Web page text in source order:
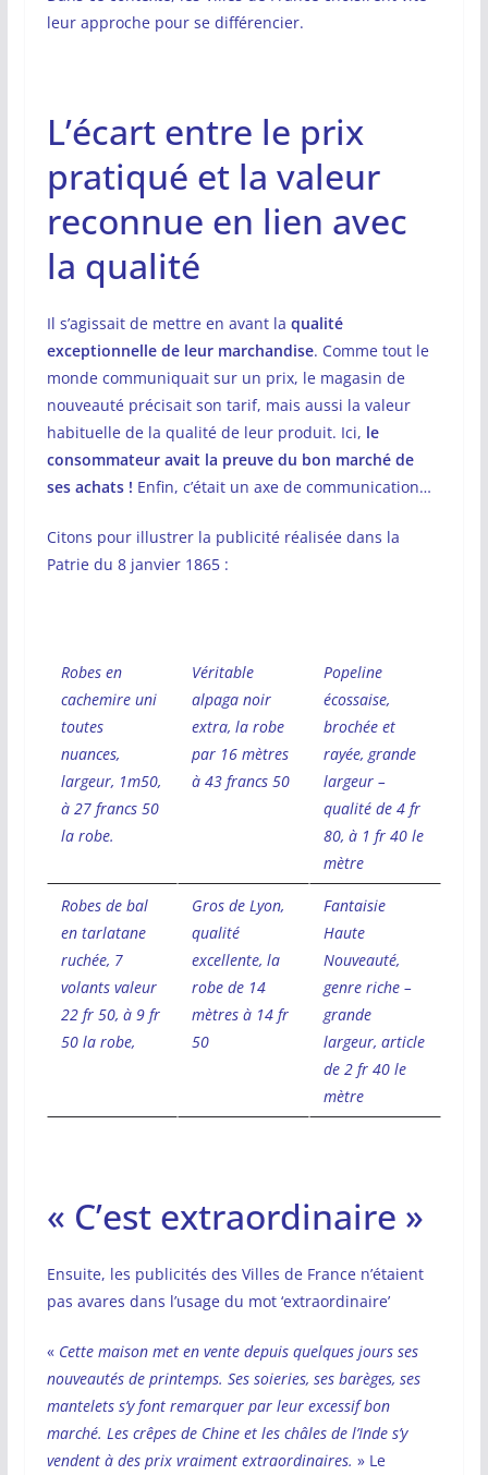
leur approche pour se différencier.
L’écart entre le prix
pratiqué et la valeur
reconnue en lien avec
la qualité
Il s’agissait de mettre en avant la qualité
exceptionnelle de leur marchandise. Comme tout le
monde communiquait sur un prix, le magasin de
nouveauté précisait son tarif, mais aussi la valeur
habituelle de la qualité de leur produit. Ici, le
consommateur avait la preuve du bon marché de
ses achats ! Enfin, c’était un axe de communication…
Citons pour illustrer la publicité réalisée dans la
Patrie du 8 janvier 1865 :
Robes en
cachemire uni
toutes
nuances,
largeur, 1m50,
à 27 francs 50
la robe.
Véritable
alpaga noir
extra, la robe
par 16 mètres
à 43 francs 50
Popeline
écossaise,
brochée et
rayée, grande
largeur –
qualité de 4 fr
80, à 1 fr 40 le
mètre
Robes de bal
en tarlatane
ruchée, 7
volants valeur
22 fr 50, à 9 fr
50 la robe,
Gros de Lyon,
qualité
excellente, la
robe de 14
mètres à 14 fr
50
Fantaisie
Haute
Nouveauté,
genre riche –
grande
largeur, article
de 2 fr 40 le
mètre
« C’est extraordinaire »
Ensuite, les publicités des Villes de France n’étaient
pas avares dans l’usage du mot ‘extraordinaire’
« Cette maison met en vente depuis quelques jours ses
nouveautés de printemps. Ses soieries, ses barèges, ses
mantelets s’y font remarquer par leur excessif bon
marché. Les crêpes de Chine et les châles de l’Inde s’y
vendent à des prix vraiment extraordinaires. » Le